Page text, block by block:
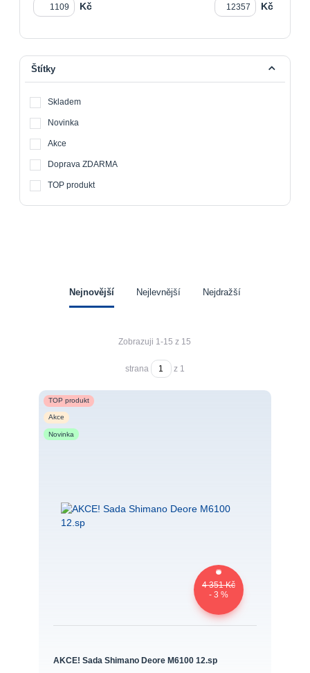
Kč Kč
Štítky
Skladem
Novinka
Akce
Doprava ZDARMA
TOP produkt
Nejnovější Nejlevnější Nejdražší
Zobrazuji 1-15 z 15
strana z 1
TOP produkt
Akce
Novinka
4 351 Kč
- 3 %
AKCE! Sada Shimano Deore M6100 12.sp